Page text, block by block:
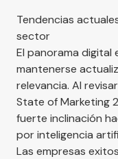
Tendencias
sector
El panorama digital
mantenerse
relevancia. Al
State of Marketing
fuerte inclinación
por inteligencia
Las empresas